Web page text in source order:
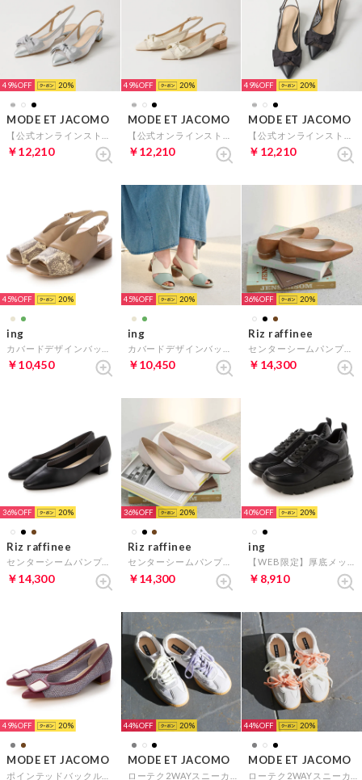
49% 20
MODE ET JACOMO
￥12,210
49% 20
MODE ET JACOMO
￥12,210
49% 20
MODE ET JACOMO
￥12,210
45% 20
ing
￥10,450
45% 20
ing
￥10,450
36% 20
Riz raffinee
￥14,300
36% 20
Riz raffinee
￥14,300
36% 20
Riz raffinee
￥14,300
40% 20
ing
￥8,910
49% 20
MODE ET JACOMO
44% 20
MODE ET JACOMO
44% 20
MODE ET JACOMO